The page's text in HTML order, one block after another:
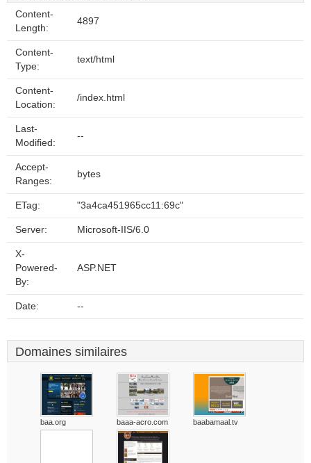
Content-
Length:
4897
Content-
Type:
text/html
Content-
Location:
/index.html
Last-
Modified:
--
Accept-
Ranges:
bytes
ETag: "3a4ca451965cc11:69c"
Server: Microsoft-IIS/6.0
X-
Powered-
By:
ASP.NET
Date: --
Domaines similaires
baa.org baaa-acro.com baabamaal.tv